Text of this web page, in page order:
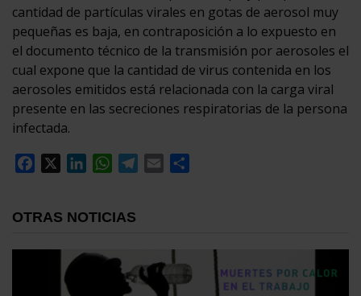
cantidad de partículas virales en gotas de aerosol muy
pequeñas es baja, en contraposición a lo expuesto en
el documento técnico de la transmisión por aerosoles el
cual expone que la cantidad de virus contenida en los
aerosoles emitidos está relacionada con la carga viral
presente en las secreciones respiratorias de la persona
infectada.
Facebook
LinkedInWhatsApp
Telegram
Email
OTRAS NOTICIAS